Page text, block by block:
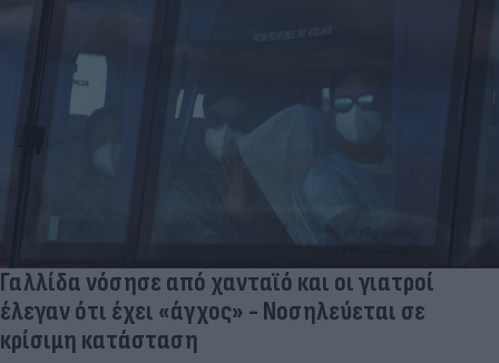
Γαλλίδα νόσησε από χανταϊό και οι γιατροί
έλεγαν ότι έχει «άγχος» - Νοσηλεύεται σε
κρίσιμη κατάσταση